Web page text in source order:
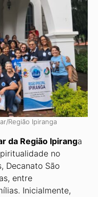
Região Ipiranga
da Região Ipiranga
no
Decanato São
entre
Inicialmente,